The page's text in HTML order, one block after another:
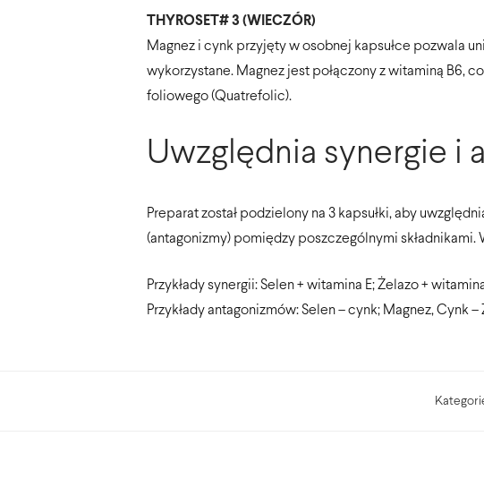
THYROSET# 3 (WIECZÓR)
Magnez i cynk przyjęty w osobnej kapsułce pozwala
wykorzystane. Magnez jest połączony z witaminą B6,
foliowego (Quatrefolic).
Uwzględnia synergie i
Preparat został podzielony na 3 kapsułki, aby
(antagonizmy) pomiędzy poszczególnymi
Przykłady synergii: Selen + witamina E; Żelazo +
Przykłady antagonizmów: Selen – cynk; Magnez, Cynk –